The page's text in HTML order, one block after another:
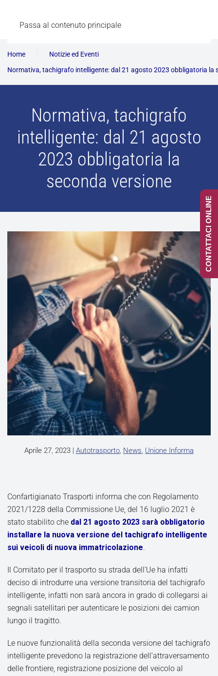
Passa al contenuto principale
Home
Notizie ed Eventi
Normativa, tachigrafo intelligente: dal 21 agosto 2023 obbligatoria la
Normativa, tachigrafo
intelligente: dal 21 agosto
2023 obbligatoria la
seconda versione
Aprile 27, 2023 | Autotrasporto, News, Unione Informa
Confartigianato Trasporti informa che con Regolamento
2021/1228 della Commissione Ue, del 16 luglio 2021 è
stato stabilito che dal 21 agosto 2023 sarà obbligatorio
installare la nuova versione del tachigrafo intelligente
sui veicoli di nuova immatricolazione.
Il Comitato per il trasporto su strada dell’Ue ha infatti
deciso di introdurre una versione transitoria del tachigrafo
intelligente, infatti non sarà ancora in grado di collegarsi ai
segnali satellitari per autenticare le posizioni dei camion
lungo il tragitto.
Le nuove funzionalità della seconda versione del tachigrafo
intelligente prevedono la registrazione dell’attraversamento
delle frontiere, registrazione posizione del veicolo al
CONTATTACI ONLINE